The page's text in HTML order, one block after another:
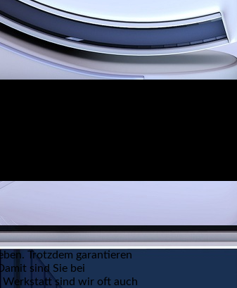
Trotzdem garantieren
sind Sie bei
Werkstatt sind wir oft auch